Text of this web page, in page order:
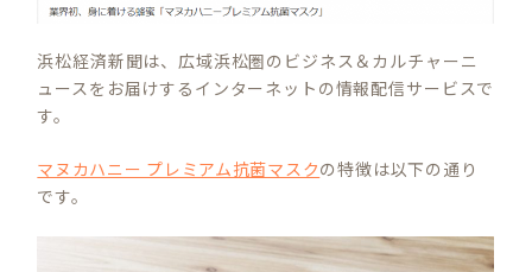
浜松経済新聞は、広域浜松圏のビジネス＆カルチャーニ
ュースをお届けするインターネットの情報配信サービスで
す。
マヌカハニー プレミアム抗菌マスクの特徴は以下の通り
です。